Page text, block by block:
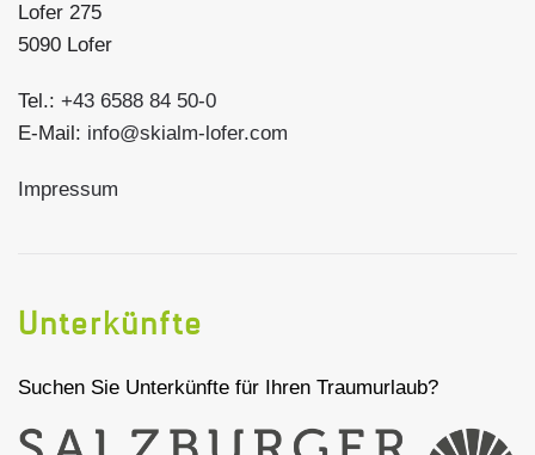
Lofer 275
5090 Lofer
Tel.: +43 6588 84 50-0
E-Mail: info@skialm-lofer.com
Impressum
Unterkünfte
Suchen Sie Unterkünfte für Ihren Traumurlaub?